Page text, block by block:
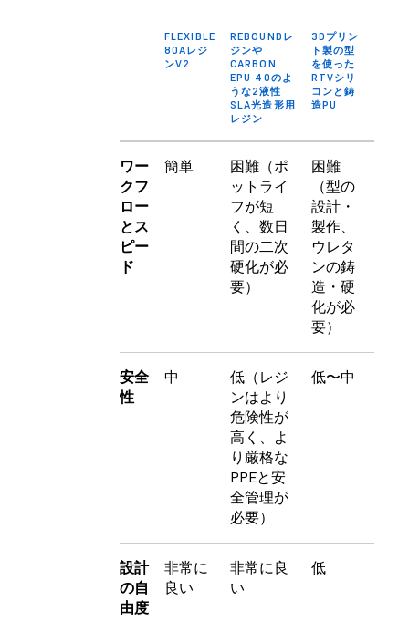
FLEXIBLE
80Aレジ
ンV2
REBOUNDレ
ジンや
CARBON
EPU 40のよ
うな2液性
SLA光造形用
レジン
3Dプリン
ト製の型
を使った
RTVシリ
コンと鋳
造PU
ワー
クフ
ロー
とス
ピー
ド
簡単
困難（ポ
ットライ
フが短
く、数日
間の二次
硬化が必
要）
困難
（型の
設計・
製作、
ウレタ
ンの鋳
造・硬
化が必
要）
安全
性
中
低（レジ
ンはより
危険性が
高く、よ
り厳格な
PPEと安
全管理が
必要）
低〜中
設計
の自
由度
非常に
良い
非常に良
い
低